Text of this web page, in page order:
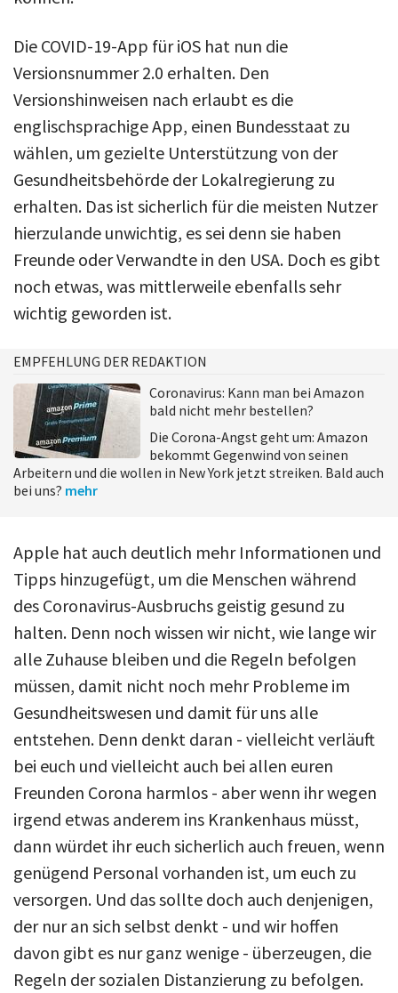
Die COVID-19-App für iOS hat nun die
Versionsnummer 2.0 erhalten. Den
Versionshinweisen nach erlaubt es die
englischsprachige App, einen Bundesstaat zu
wählen, um gezielte Unterstützung von der
Gesundheitsbehörde der Lokalregierung zu
erhalten. Das ist sicherlich für die meisten Nutzer
hierzulande unwichtig, es sei denn sie haben
Freunde oder Verwandte in den USA. Doch es gibt
noch etwas, was mittlerweile ebenfalls sehr
wichtig geworden ist.
EMPFEHLUNG DER REDAKTION
Coronavirus: Kann man bei Amazon
bald nicht mehr bestellen?
Die Corona-Angst geht um: Amazon
bekommt Gegenwind von seinen
Arbeitern und die wollen in New York jetzt streiken. Bald auch
bei uns? mehr
Apple hat auch deutlich mehr Informationen und
Tipps hinzugefügt, um die Menschen während
des Coronavirus-Ausbruchs geistig gesund zu
halten. Denn noch wissen wir nicht, wie lange wir
alle Zuhause bleiben und die Regeln befolgen
müssen, damit nicht noch mehr Probleme im
Gesundheitswesen und damit für uns alle
entstehen. Denn denkt daran - vielleicht verläuft
bei euch und vielleicht auch bei allen euren
Freunden Corona harmlos - aber wenn ihr wegen
irgend etwas anderem ins Krankenhaus müsst,
dann würdet ihr euch sicherlich auch freuen, wenn
genügend Personal vorhanden ist, um euch zu
versorgen. Und das sollte doch auch denjenigen,
der nur an sich selbst denkt - und wir hoffen
davon gibt es nur ganz wenige - überzeugen, die
Regeln der sozialen Distanzierung zu befolgen.